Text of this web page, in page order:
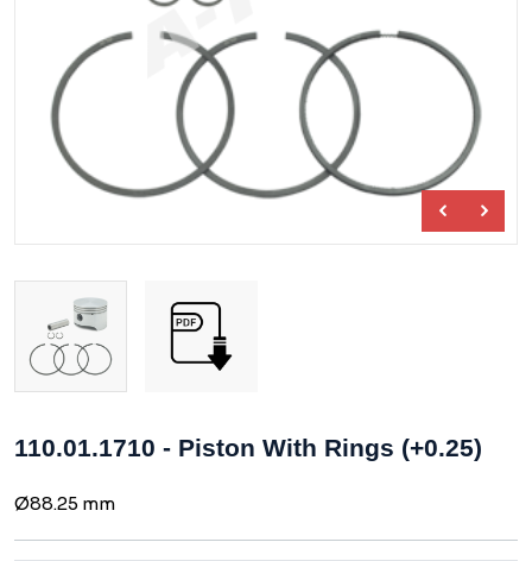
110.01.1710 - Piston With Rings (+0.25)
Ø88.25 mm